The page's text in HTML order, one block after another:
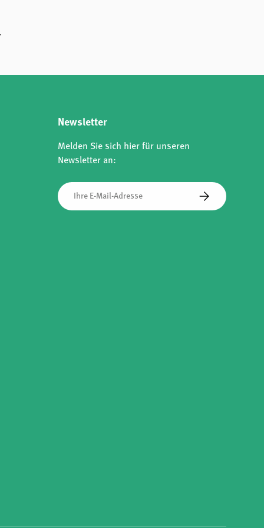
.
Newsletter
Melden Sie sich hier für unseren
Newsletter an:
E-Mail
Abonnieren